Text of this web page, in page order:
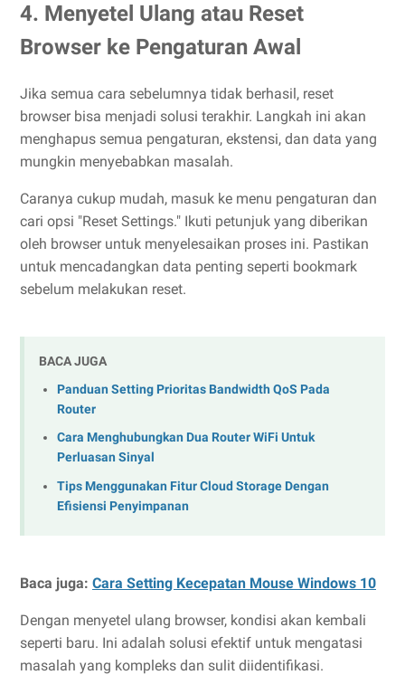
4. Menyetel Ulang atau Reset
Browser ke Pengaturan Awal
Jika semua cara sebelumnya tidak berhasil, reset
browser bisa menjadi solusi terakhir. Langkah ini akan
menghapus semua pengaturan, ekstensi, dan data yang
mungkin menyebabkan masalah.
Caranya cukup mudah, masuk ke menu pengaturan dan
cari opsi "Reset Settings." Ikuti petunjuk yang diberikan
oleh browser untuk menyelesaikan proses ini. Pastikan
untuk mencadangkan data penting seperti bookmark
sebelum melakukan reset.
BACA JUGA
Panduan Setting Prioritas Bandwidth QoS Pada
Router
Cara Menghubungkan Dua Router WiFi Untuk
Perluasan Sinyal
Tips Menggunakan Fitur Cloud Storage Dengan
Efisiensi Penyimpanan
Baca juga: Cara Setting Kecepatan Mouse Windows 10
Dengan menyetel ulang browser, kondisi akan kembali
seperti baru. Ini adalah solusi efektif untuk mengatasi
masalah yang kompleks dan sulit diidentifikasi.